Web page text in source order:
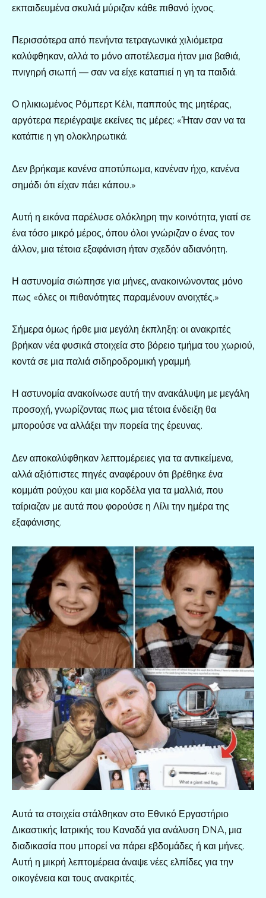
εκπαιδευμένα σκυλιά μύριζαν κάθε πιθανό ίχνος.
Περισσότερα από πενήντα τετραγωνικά χιλιόμετρα
καλύφθηκαν, αλλά το μόνο αποτέλεσμα ήταν μια βαθιά,
πνιγηρή σιωπή — σαν να είχε καταπιεί η γη τα παιδιά.
Ο ηλικιωμένος Ρόμπερτ Κέλι, παππούς της μητέρας,
αργότερα περιέγραψε εκείνες τις μέρες: «Ήταν σαν να τα
κατάπιε η γη ολοκληρωτικά.
Δεν βρήκαμε κανένα αποτύπωμα, κανέναν ήχο, κανένα
σημάδι ότι είχαν πάει κάπου.»
Αυτή η εικόνα παρέλυσε ολόκληρη την κοινότητα, γιατί σε
ένα τόσο μικρό μέρος, όπου όλοι γνώριζαν ο ένας τον
άλλον, μια τέτοια εξαφάνιση ήταν σχεδόν αδιανόητη.
Η αστυνομία σιώπησε για μήνες, ανακοινώνοντας μόνο
πως «όλες οι πιθανότητες παραμένουν ανοιχτές.»
Σήμερα όμως ήρθε μια μεγάλη έκπληξη: οι ανακριτές
βρήκαν νέα φυσικά στοιχεία στο βόρειο τμήμα του χωριού,
κοντά σε μια παλιά σιδηροδρομική γραμμή.
Η αστυνομία ανακοίνωσε αυτή την ανακάλυψη με μεγάλη
προσοχή, γνωρίζοντας πως μια τέτοια ένδειξη θα
μπορούσε να αλλάξει την πορεία της έρευνας.
Δεν αποκαλύφθηκαν λεπτομέρειες για τα αντικείμενα,
αλλά αξιόπιστες πηγές αναφέρουν ότι βρέθηκε ένα
κομμάτι ρούχου και μια κορδέλα για τα μαλλιά, που
ταίριαζαν με αυτά που φορούσε η Λίλι την ημέρα της
εξαφάνισης.
Αυτά τα στοιχεία στάλθηκαν στο Εθνικό Εργαστήριο
Δικαστικής Ιατρικής του Καναδά για ανάλυση DNA, μια
διαδικασία που μπορεί να πάρει εβδομάδες ή και μήνες.
Αυτή η μικρή λεπτομέρεια άναψε νέες ελπίδες για την
οικογένεια και τους ανακριτές.